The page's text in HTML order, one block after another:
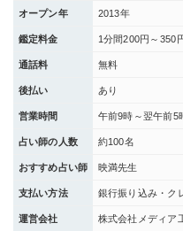
オープン年 2013年
鑑定料金 1分間200円～350
通話料 無料
後払い あり
営業時間 午前9時～翌午前5
占い師の人数 約100名
おすすめ占い師 映満先生
支払い方法 銀行振り込み・ク
運営会社 株式会社メディア